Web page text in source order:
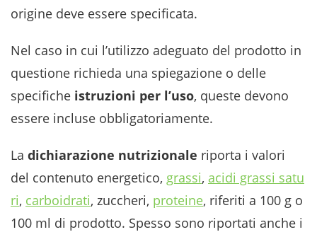
origine deve essere specificata.
Nel caso in cui l’utilizzo adeguato del prodotto in
questione richieda una spiegazione o delle
specifiche istruzioni per l’uso, queste devono
essere incluse obbligatoriamente.
La dichiarazione nutrizionale riporta i valori
del contenuto energetico, grassi, acidi grassi satu
ri, carboidrati, zuccheri, proteine, riferiti a 100 g o
100 ml di prodotto. Spesso sono riportati anche i